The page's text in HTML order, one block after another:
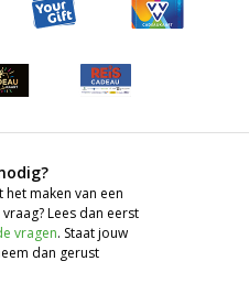
maken van een
Lees dan eerst
vragen. Staat jouw
dan gerust